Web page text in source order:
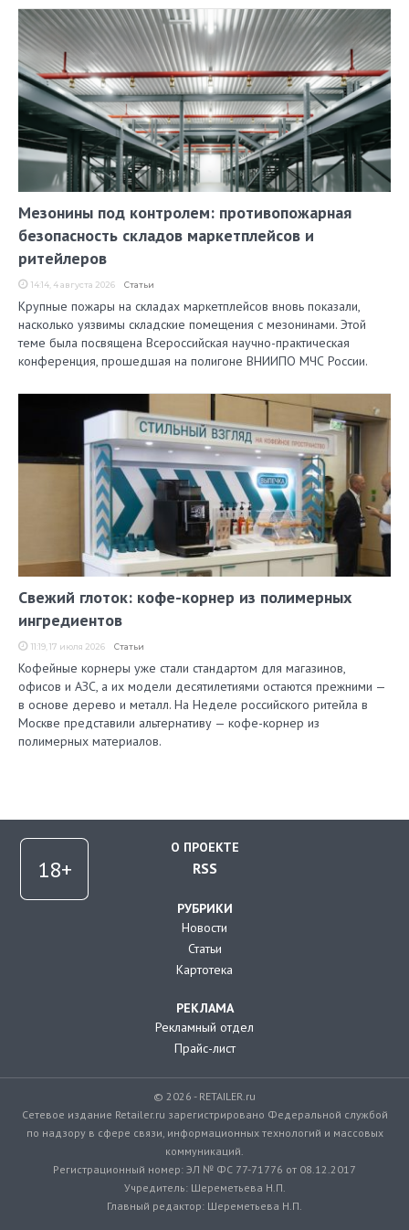
Мезонины под контролем: противопожарная
безопасность складов маркетплейсов и
ритейлеров
14:14, 4 августа 2026 Статьи
Крупные пожары на складах маркетплейсов вновь показали,
насколько уязвимы складские помещения с мезонинами. Этой
теме была посвящена Всероссийская научно-практическая
конференция, прошедшая на полигоне ВНИИПО МЧС России.
Свежий глоток: кофе-корнер из полимерных
ингредиентов
11:19, 17 июля 2026 Статьи
Кофейные корнеры уже стали стандартом для магазинов,
офисов и АЗС, а их модели десятилетиями остаются прежними —
в основе дерево и металл. На Неделе российского ритейла в
Москве представили альтернативу — кофе-корнер из
полимерных материалов.
О ПРОЕКТЕ
RSS
РУБРИКИ
Новости
Статьи
Картотека
РЕКЛАМА
Рекламный отдел
Прайс-лист
© 2026 - RETAILER.ru
Сетевое издание Retailer.ru зарегистрировано Федеральной службой
по надзору в сфере связи, информационных технологий и массовых
коммуникаций.
Регистрационный номер: ЭЛ № ФС 77-71776 от 08.12.2017
Учредитель: Шереметьева Н.П.
Главный редактор: Шереметьева Н.П.